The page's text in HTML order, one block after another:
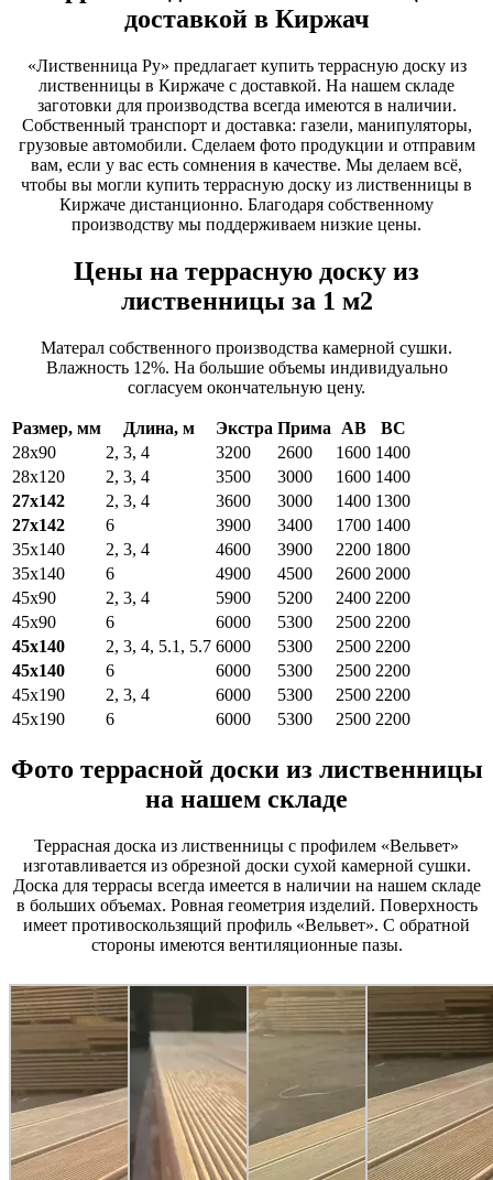
доставкой в Киржач
«Лиственница Ру» предлагает купить террасную доску из
лиственницы в Киржаче с доставкой. На нашем складе
заготовки для производства всегда имеются в наличии.
Собственный транспорт и доставка: газели, манипуляторы,
грузовые автомобили. Сделаем фото продукции и отправим
вам, если у вас есть сомнения в качестве. Мы делаем всё,
чтобы вы могли купить террасную доску из лиственницы в
Киржаче дистанционно. Благодаря собственному
производству мы поддерживаем низкие цены.
Цены на террасную доску из
лиственницы за 1 м2
Матерал собственного производства камерной сушки.
Влажность 12%. На большие объемы индивидуально
согласуем окончательную цену.
Размер, мм Длина, м Экстра Прима АВ
ВС
28х90
2, 3, 4 3200 2600 1600 1400
28х120
2, 3, 4 3500 3000 1600 1400
27х142
2, 3, 4 3600 3000 1400 1300
27х142
6 3900 3400 1700 1400
35х140
2, 3, 4 4600 3900 2200 1800
35х140
6 4900 4500 2600 2000
45х90
2, 3, 4 5900 5200 2400 2200
45х90
6 6000 5300 2500 2200
45х140
2, 3, 4, 5.1, 5.7 6000 5300 2500 2200
45х140
6 6000 5300 2500 2200
45х190
2, 3, 4 6000 5300 2500 2200
45х190
6 6000 5300 2500 2200
Фото террасной доски из лиственницы
на нашем складе
Террасная доска из лиственницы с профилем «Вельвет»
изготавливается из обрезной доски сухой камерной сушки.
Доска для террасы всегда имеется в наличии на нашем складе
в больших объемах. Ровная геометрия изделий. Поверхность
имеет противоскользящий профиль «Вельвет». С обратной
стороны имеются вентиляционные пазы.